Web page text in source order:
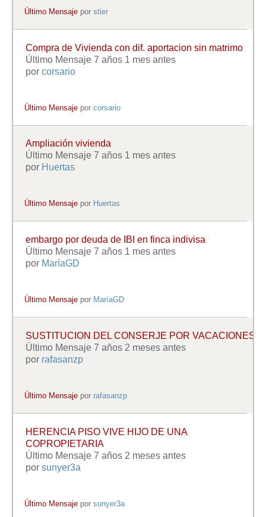
Último Mensaje porstier
Compra de Vivienda con dif. aportacion sin matrimo
Último Mensaje 7 años 1 mes antes
por corsario
Último Mensaje porcorsario
Ampliación vivienda
Último Mensaje 7 años 1 mes antes
por Huertas
Último Mensaje por Huertas
embargo por deuda de IBI en finca indivisa
Último Mensaje 7 años 1 mes antes
por MaríaGD
Último Mensaje por MaríaGD
SUSTITUCION DEL CONSERJE POR VACACIONES
Último Mensaje 7 años 2 meses antes
por rafasanzp
Último Mensaje por rafasanzp
HERENCIA PISO VIVE HIJO DE UNA
COPROPIETARIA
Último Mensaje 7 años 2 meses antes
por sunyer3a
Último Mensaje porsunyer3a